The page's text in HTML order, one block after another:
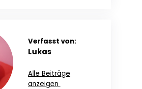
Verfasst von:
Lukas
Alle Beiträge
anzeigen